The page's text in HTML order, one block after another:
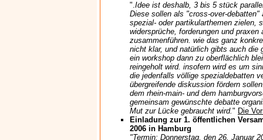
".Idee ist deshalb, 3 bis 5 stück
Diese sollen als "cross-over-
spezial- oder partikularthemen zielen,
widersprüche, forderungen und praxen
zusammenführen. wie das ganz
nicht klar, und natürlich gibts auch die
ein workshop dann zu oberflächlich
reingeholt wird. insofern wird es um
die jedenfalls völlige spezialdebatten
übergreifende diskussion fördern
dem rhein-main- und dem
gemeinsam gewünschte debatte
Mut zur Lücke gebraucht wird." Die
Einladung zur 1. öffentlichen
2006 in Hamburg
"Termin: Donnerstag, den 26. Januar